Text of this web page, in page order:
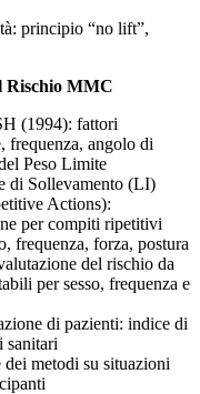
principio “no lift”,
Rischio MMC
(1994): fattori
frequenza, angolo di
Peso Limite
di Sollevamento (LI)
Actions):
per compiti ripetitivi
frequenza, forza, postura
del rischio da
per sesso, frequenza e
di pazienti: indice di
sanitari
metodi su situazioni